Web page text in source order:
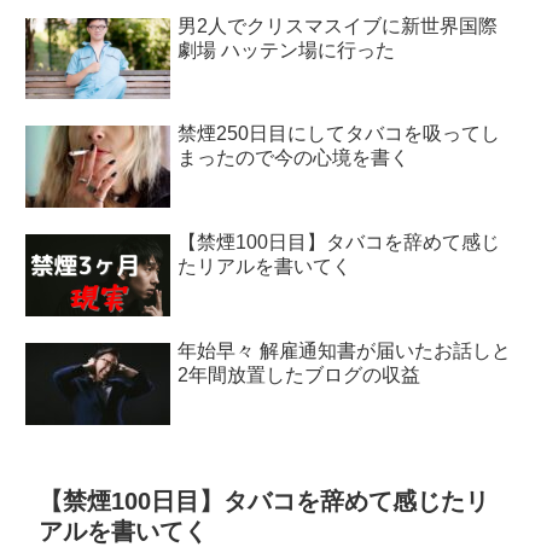
男2人でクリスマスイブに新世界国際
劇場 ハッテン場に行った
禁煙250日目にしてタバコを吸ってし
まったので今の心境を書く
【禁煙100日目】タバコを辞めて感じ
たリアルを書いてく
年始早々 解雇通知書が届いたお話しと
2年間放置したブログの収益
【禁煙100日目】タバコを辞めて感じたリ
アルを書いてく